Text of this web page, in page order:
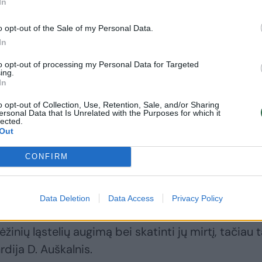
opt-out of the Sale of my Personal Data.
opt-out of processing my Personal Data for Targeted
opt-out of Collection, Use, Retention, Sale, and/or Sharing
Data that Is Unrelated with the Purposes for which it
CONFIRM
Data Deletion Data Access Privacy Policy
kovoti su virusais ir bakterijomis – kai kurie
kiekis gali padėti sumažinti stafilokokų, E. coli
Negana to, manoma, kad šis
širdies ir kraujagyslių sistemai, kadangi
cholesterolį bei gliukozę, taip pat
Yra mokslininkų, teigiančių, kad kvercetinas
ląstelių augimą bei skatinti jų mirtį, tačiau
D. Auškalnis.